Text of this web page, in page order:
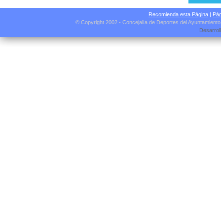
Recomienda esta Página |
© Copyright 2002 - Concejalía de Deportes del